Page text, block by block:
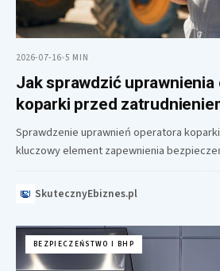
2026-07-16•5 MIN
Jak sprawdzić
koparki przed
Sprawdzenie uprawnień operatora
kluczowy element zapewnienia
potwierdzić…
SkutecznyEbiznes.pl
BEZPIECZEŃSTWO I BHP